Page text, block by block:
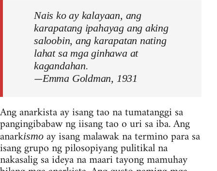
Nais ko ay kalayaan, ang
karapatang ipahayag ang aking
saloobin, ang karapatan nating
lahat sa mga ginhawa at
kagandahan.
—Emma Goldman, 1931
Ang anarkista ay isang tao na tumatanggi sa
pangingibabaw ng iisang tao o uri sa iba. Ang
anarkismo ay isang malawak na termino para sa
isang grupo ng pilosopiyang pulitikal na
nakasalig sa ideya na maari tayong mamuhay